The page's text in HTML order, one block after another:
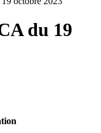
du 19